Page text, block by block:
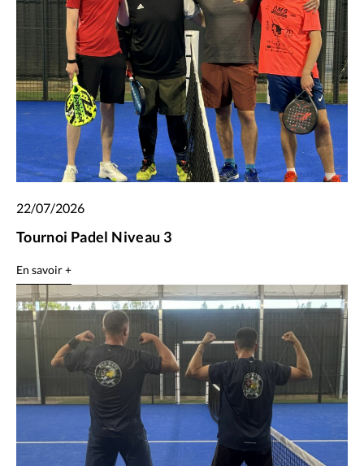
22/07/2026
Tournoi Padel Niveau 3
En savoir +